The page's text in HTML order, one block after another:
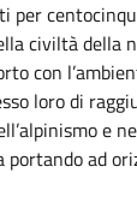
per
civiltà della
con
loro di
e
portando ad